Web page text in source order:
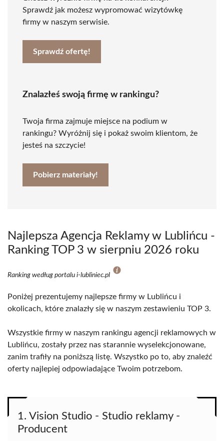
Sprawdź jak możesz wypromować wizytówkę
firmy w naszym serwisie.
Sprawdź ofertę!
Znalazłeś swoją firmę w rankingu?
Twoja firma zajmuje miejsce na podium w
rankingu? Wyróżnij się i pokaż swoim klientom, że
jesteś na szczycie!
Pobierz materiały!
Najlepsza Agencja Reklamy w Lublińcu -
Ranking TOP 3 w sierpniu 2026 roku
Ranking według portalu i-lubliniec.pl
Poniżej prezentujemy najlepsze firmy w Lublińcu i
okolicach, które znalazły się w naszym zestawieniu TOP 3.
Wszystkie firmy w naszym rankingu agencji reklamowych w
Lublińcu, zostały przez nas starannie wyselekcjonowane,
zanim trafiły na poniższą listę. Wszystko po to, aby znaleźć
oferty najlepiej odpowiadające Twoim potrzebom.
1. Vision Studio - Studio reklamy -
Producent